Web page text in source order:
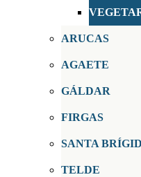
ARUCAS
AGAETE
GÁLDAR
FIRGAS
SANTA
TELDE